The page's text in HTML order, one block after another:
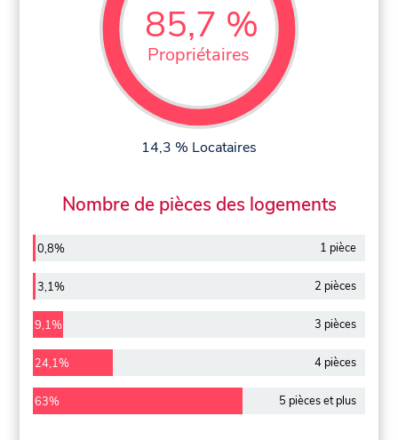
85,7 %
Propriétaires
14,3 % Locataires
Nombre de pièces des logements
0,8% 1 pièce
3,1% 2 pièces
9,1% 3 pièces
24,1% 4 pièces
63% 5 pièces et plus